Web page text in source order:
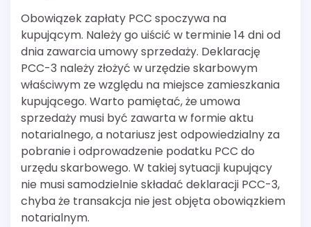
Obowiązek zapłaty PCC spoczywa na
kupującym. Należy go uiścić w terminie 14 dni od
dnia zawarcia umowy sprzedaży. Deklarację
PCC-3 należy złożyć w urzędzie skarbowym
właściwym ze względu na miejsce zamieszkania
kupującego. Warto pamiętać, że umowa
sprzedaży musi być zawarta w formie aktu
notarialnego, a notariusz jest odpowiedzialny za
pobranie i odprowadzenie podatku PCC do
urzędu skarbowego. W takiej sytuacji kupujący
nie musi samodzielnie składać deklaracji PCC-3,
chyba że transakcja nie jest objęta obowiązkiem
notarialnym.